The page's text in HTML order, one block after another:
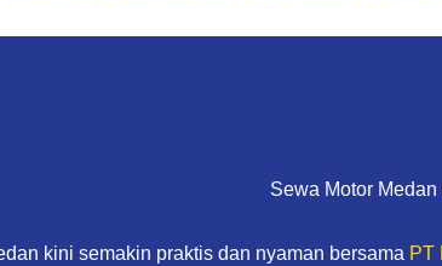
Sewa Motor
kini semakin praktis dan nyaman bersama PT